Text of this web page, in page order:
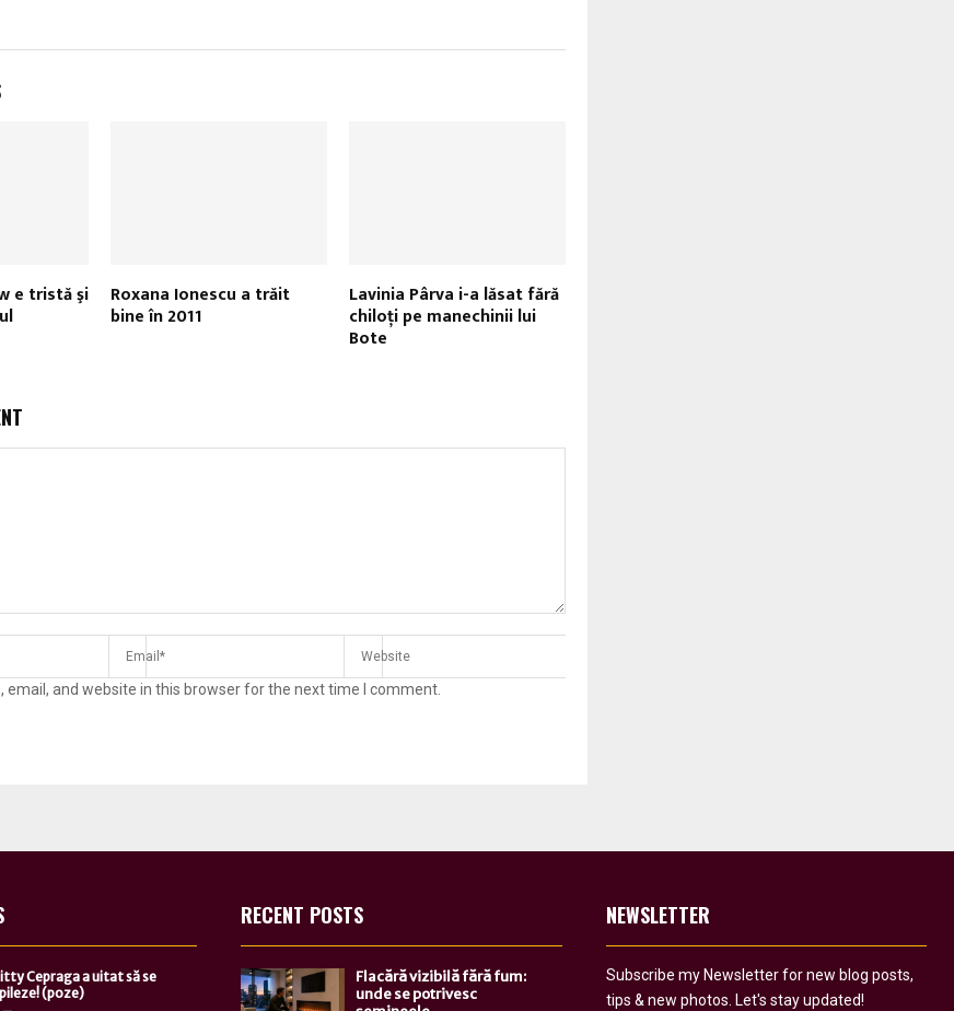
e tristă şi Roxana Ionescu a trăit
bine în 2011
Lavinia Pârva i-a lăsat fără
chiloți pe manechinii lui
Bote
email, and website in this browser for the next time I comment.
Cepraga a uitat să se
(poze)
RECENT POSTS
Flacără vizibilă fără fum:
unde se potrivesc
NEWSLETTER
Subscribe my Newsletter for new blog posts,
tips & new photos. Let's stay updated!